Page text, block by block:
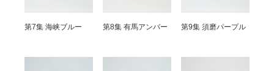
第7集 海峡ブルー 第8集 有馬アンバー 第9集 須磨パープル